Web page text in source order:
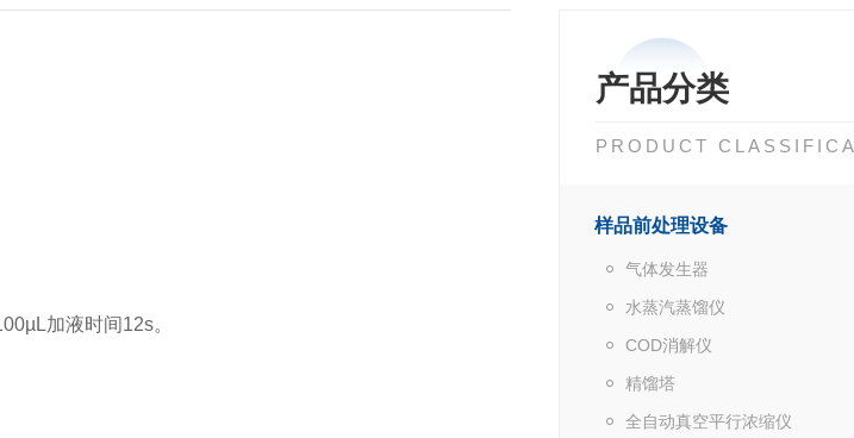
产品分类
PRODUCT
样品前处理设备
气体发生器
水蒸汽蒸馏仪
COD消解仪
精馏塔
全自动真空平行浓缩仪
加液时间12s。